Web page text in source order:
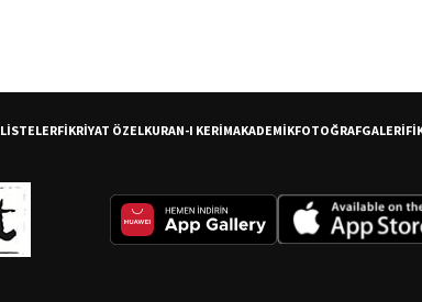
LİSTELERFİKRİYAT ÖZELKURAN-I KERİMAKADEMİKFOTOĞRAFGALERİ